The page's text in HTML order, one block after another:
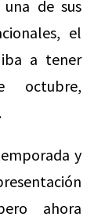
de sus
el
a tener
octubre,
y
ahora